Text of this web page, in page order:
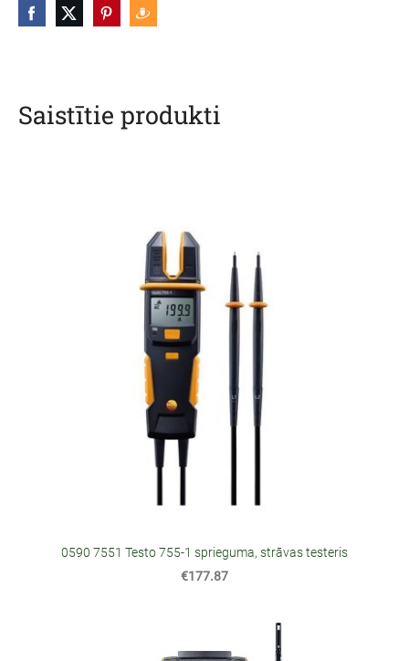
Saistītie produkti
0590 7551 Testo 755-1 sprieguma, strāvas testeris
€177.87